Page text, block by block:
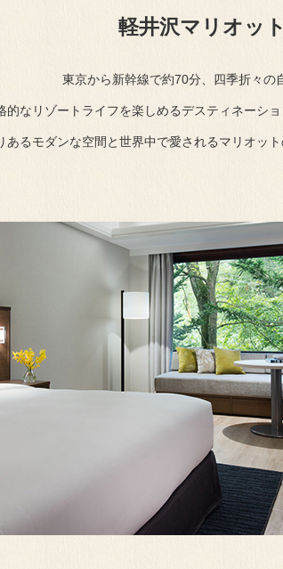
軽井沢マリオッ
東京から新幹線で約70分、四季折々の
的なリゾートライフを楽しめるデスティネーシ
あるモダンな空間と世界中で愛されるマリオッ